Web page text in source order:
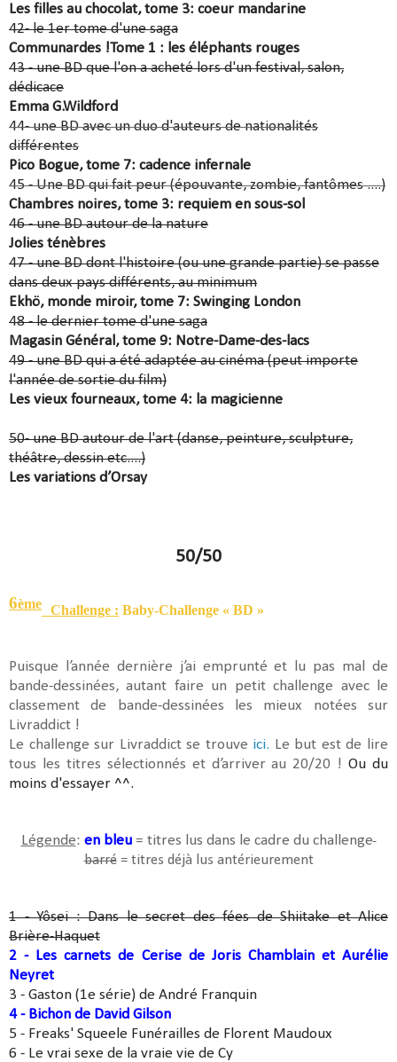
Les filles au chocolat, tome 3: coeur mandarine
42- le 1er tome d'une saga
Communardes !Tome 1 : les éléphants rouges
43 - une BD que l'on a acheté lors d'un festival, salon,
dédicace
Emma G.Wildford
44- une BD avec un duo d'auteurs de nationalités
différentes
Pico Bogue, tome 7: cadence infernale
45 - Une BD qui fait peur (épouvante, zombie, fantômes ....)
Chambres noires, tome 3: requiem en sous-sol
46 - une BD autour de la nature
Jolies ténèbres
47 - une BD dont l'histoire (ou une grande partie) se passe
dans deux pays différents, au minimum
Ekhö, monde miroir, tome 7: Swinging London
48 - le dernier tome d'une saga
Magasin Général, tome 9: Notre-Dame-des-lacs
49 - une BD qui a été adaptée au cinéma (peut importe
l'année de sortie du film)
Les vieux fourneaux, tome 4: la magicienne
50- une BD autour de l'art (danse, peinture, sculpture,
théâtre, dessin etc....)
Les variations d’Orsay
50/50
6ème Challenge : Baby-Challenge « BD »
Puisque l’année dernière j’ai emprunté et lu pas mal de
bande-dessinées, autant faire un petit challenge avec le
classement de bande-dessinées les mieux notées sur
Livraddict !
Le challenge sur Livraddict se trouve ici. Le but est de lire
tous les titres sélectionnés et d’arriver au 20/20 !Ou du
moins d'essayer ^^.
Légende: en bleu= titres lus dans le cadre du challenge
barré= titres déjà lus antérieurement
1 - Yôsei : Dans le secret des fées de Shiitake et Alice
Brière-Haquet
2 - Les carnets de Cerise de Joris Chamblain et Aurélie
Neyret
3 - Gaston (1e série) de André Franquin
4 - Bichon de David Gilson
5 - Freaks' Squeele Funérailles de Florent Maudoux
6 - Le vrai sexe de la vraie vie de Cy